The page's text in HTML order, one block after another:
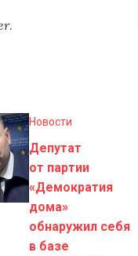
.
Новости
Депутат
от партии
«Демократия
дома»
обнаружил себя
в базе